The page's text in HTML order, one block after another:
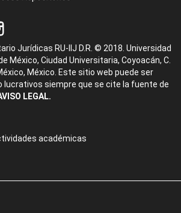
Jurídicas RU-IIJ D.R. © 2018. Universidad
México, Ciudad Universitaria, Coyoacán, C.
México. Este sitio web puede ser
lucrativos siempre que se cite la fuente de
LEGAL.
académicas